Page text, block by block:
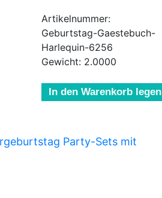
Artikelnummer:
Geburtstag-Gaestebuch-
Harlequin-6256
Gewicht: 2.0000
In den Warenkorb legen
Party-Sets mit